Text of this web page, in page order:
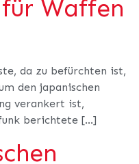
Waffen
da zu befürchten ist,
den japanischen
verankert ist,
berichtete […]